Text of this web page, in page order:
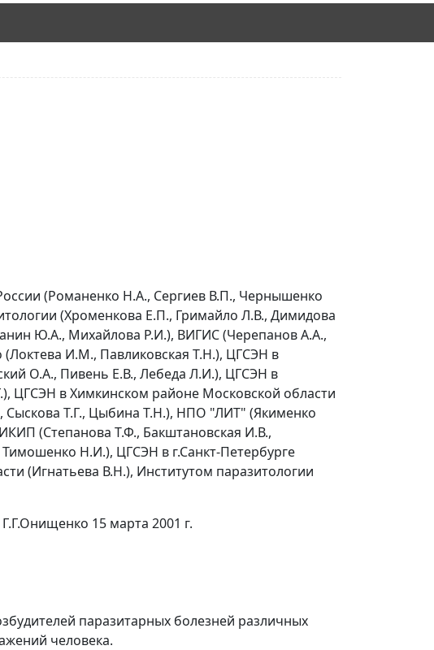
(Романенко Н.А., Сергиев В.П., Чернышенко
(Хроменкова Е.П., Гримайло Л.В., Димидова
Ю.А., Михайлова Р.И.), ВИГИС (Черепанов А.А.,
И.М., Павликовская Т.Н.), ЦГСЭН в
О.А., Пивень Е.В., Лебеда Л.И.), ЦГСЭН в
ЦГСЭН в Химкинском районе Московской области
Т.Г., Цыбина Т.Н.), НПО "ЛИТ" (Якименко
(Степанова Т.Ф., Бакштановская И.В.,
Н.И.), ЦГСЭН в г.Санкт-Петербурге
(Игнатьева В.Н.), Институтом паразитологии
15 марта 2001 г.
паразитарных болезней различных
человека.